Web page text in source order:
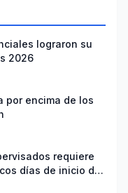
lograron su
2026
por encima de los
requiere
días de inicio del